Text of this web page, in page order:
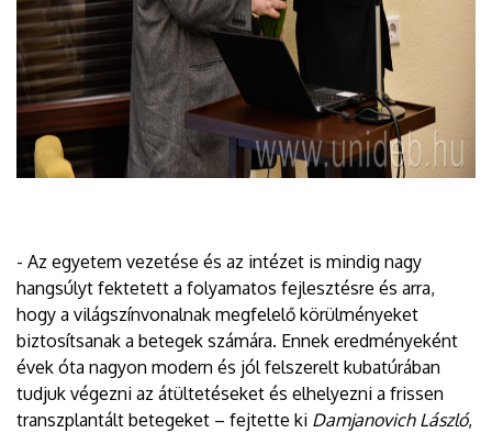
- Az egyetem vezetése és az intézet is mindig nagy
hangsúlyt fektetett a folyamatos fejlesztésre és arra,
hogy a világszínvonalnak megfelelő körülményeket
biztosítsanak a betegek számára. Ennek eredményeként
évek óta nagyon modern és jól felszerelt kubatúrában
tudjuk végezni az átültetéseket és elhelyezni a frissen
transzplantált betegeket – fejtette ki Damjanovich László,